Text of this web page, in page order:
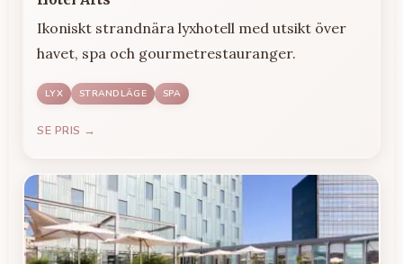
Ikoniskt strandnära lyxhotell med utsikt över
havet, spa och gourmetrestauranger.
LYX STRANDLÄGE SPA
SE PRIS →